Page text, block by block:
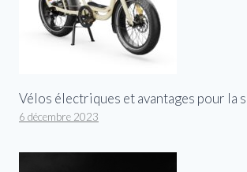
Vélos électriques et avantages pour la
6 décembre 2023